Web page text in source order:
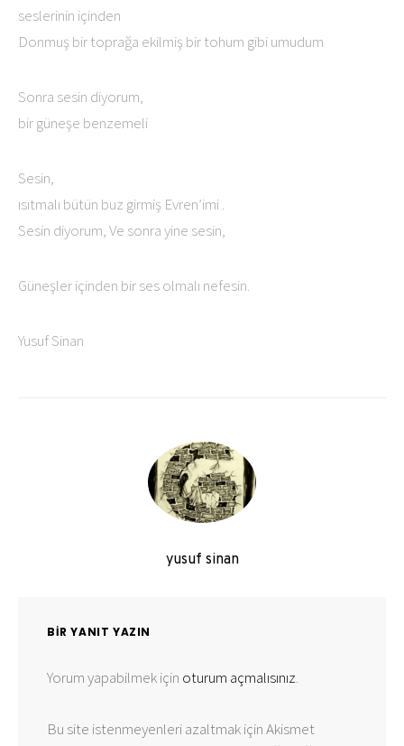
seslerinin içinden
Donmuş bir toprağa ekilmiş bir tohum gibi umudum
Sonra sesin diyorum,
bir güneşe benzemeli
Sesin,
ısıtmalı bütün buz girmiş Evren’imi .
Sesin diyorum, Ve sonra yine sesin,
Güneşler içinden bir ses olmalı nefesin.
Yusuf Sinan
yusuf sinan
BIR YANIT YAZIN
Yorum yapabilmek için oturum açmalısınız.
Bu site istenmeyenleri azaltmak için Akismet